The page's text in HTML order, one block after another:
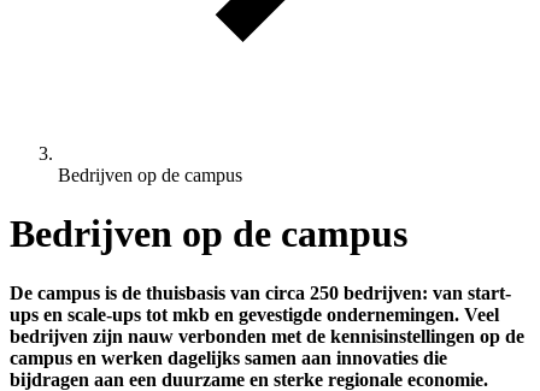
Bedrijven op de campus
Bedrijven op de campus
De campus is de thuisbasis van circa 250 bedrijven: van start-
ups en scale-ups tot mkb en gevestigde ondernemingen. Veel
bedrijven zijn nauw verbonden met de kennisinstellingen op de
campus en werken dagelijks samen aan innovaties die
bijdragen aan een duurzame en sterke regionale economie.